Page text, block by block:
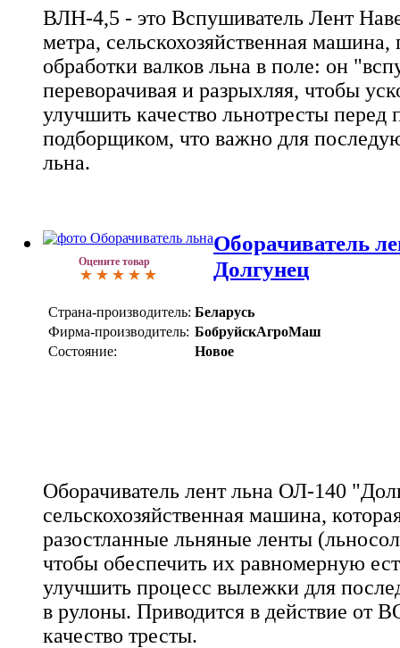
ВЛН-4,5 - это Вспушиватель Лент
метра, сельскохозяйственная машина,
обработки валков льна в поле: он
переворачивая и разрыхляя, чтобы
улучшить качество льнотресты перед
подборщиком, что важно для
льна.
Оцените товар
Оборачиватель
Долгунец
Страна-производитель: Беларусь
Фирма-производитель: БобруйскАгроМаш
Состояние:
Новое
Оборачиватель лент льна ОЛ-140
сельскохозяйственная машина,
разостланные льняные ленты
чтобы обеспечить их равномерную
улучшить процесс вылежки для
в рулоны. Приводится в действие от
качество тресты.